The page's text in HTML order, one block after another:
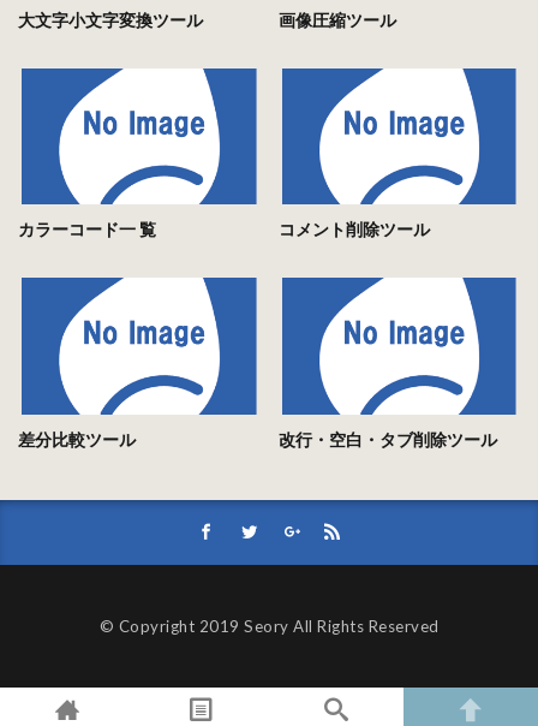
大文字小文字変換ツール 画像圧縮ツール
カラーコード一 覧 コメント削除ツール
差分比較ツール 改行・空白・タブ削除ツール
© Copyright 2019 Seory All Rights Reserved